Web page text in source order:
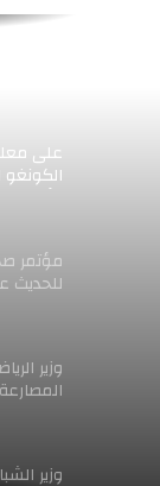
على
الأبطال
للحديث
وزير
وزير